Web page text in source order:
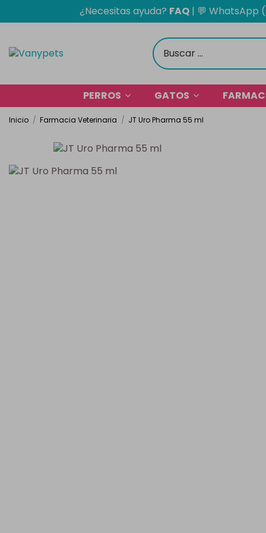
¿Necesitas ayuda? FAQ| 💬 WhatsApp
PERROS GATOS
Inicio Farmacia Veterinaria JT Uro Pharma 55 ml